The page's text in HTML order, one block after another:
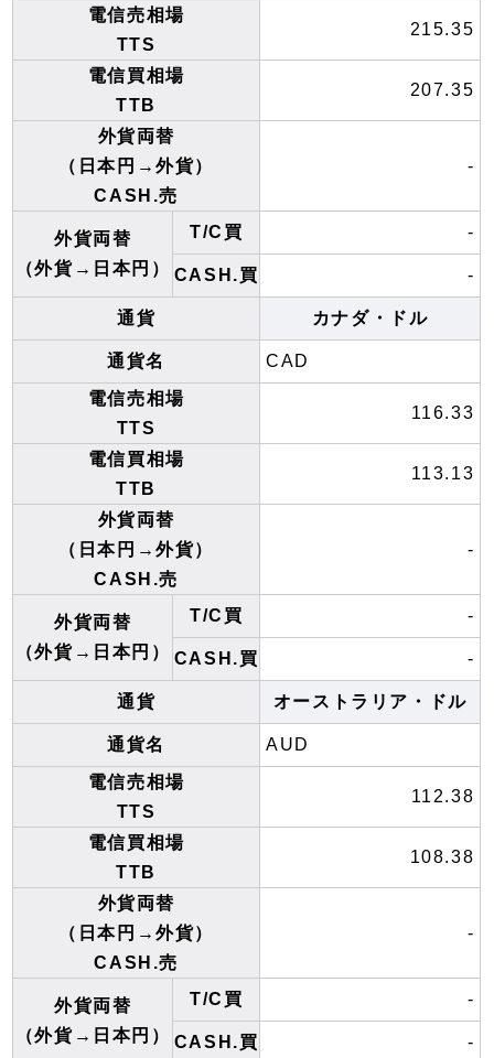
電信売相場
TTS
215.35
電信買相場
TTB
207.35
外貨両替
（日本円→外貨）
CASH.売
-
外貨両替
（外貨→日本円）
T/C買 -
CASH.買 -
通貨 カナダ・ドル
通貨名
CAD
電信売相場
TTS
116.33
電信買相場
TTB
113.13
外貨両替
（日本円→外貨）
CASH.売
-
外貨両替
（外貨→日本円）
T/C買 -
CASH.買 -
通貨 オーストラリア・ドル
通貨名
AUD
電信売相場
TTS
112.38
電信買相場
TTB
108.38
外貨両替
（日本円→外貨）
CASH.売
-
外貨両替
（外貨→日本円）
T/C買 -
CASH.買 -